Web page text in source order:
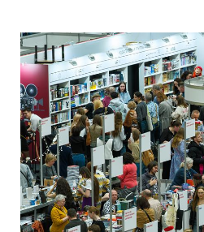
访客须知
新闻媒体
联系方式
ВКОНТАКТЕ TELEGRAM
RUSSIAN ENGLISH CHINESE